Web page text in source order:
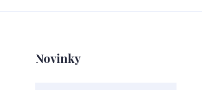
Novinky